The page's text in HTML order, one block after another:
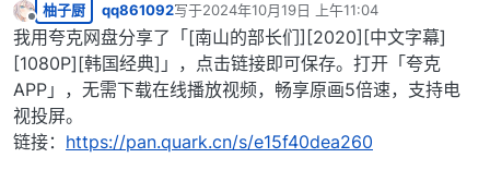
离线
柚子厨 qq861092写于2024年10月19日 上午11:04
最后由 编辑
我用夸克网盘分享了「[南山的部长们][2020][中文字幕]
[1080P][韩国经典]」，点击链接即可保存。打开「夸克
APP」，无需下载在线播放视频，畅享原画5倍速，支持电
视投屏。
链接： https://pan.quark.cn/s/e15f40dea260